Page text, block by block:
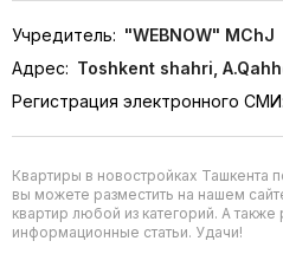
Учредитель: "WEBNOW" MChJ
Адрес: Toshkent shahri,
Регистрация электронного СМИ:
Квартиры в новостройках Ташкента
вы можете разместить на нашем
квартир любой из категорий. А
информационные статьи. Удачи!